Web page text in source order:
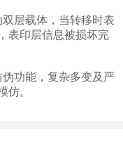
层载体，当转移时表
表印层信息被损坏完
功能，复杂多变及严
仿。